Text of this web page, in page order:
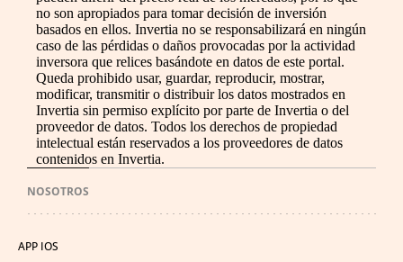
no son apropiados para tomar decisión de inversión
basados en ellos. Invertia no se responsabilizará en ningún
caso de las pérdidas o daños provocadas por la actividad
inversora que relices basándote en datos de este portal.
Queda prohibido usar, guardar, reproducir, mostrar,
modificar, transmitir o distribuir los datos mostrados en
Invertia sin permiso explícito por parte de Invertia o del
proveedor de datos. Todos los derechos de propiedad
intelectual están reservados a los proveedores de datos
contenidos en Invertia.
NOSOTROS
APP IOS